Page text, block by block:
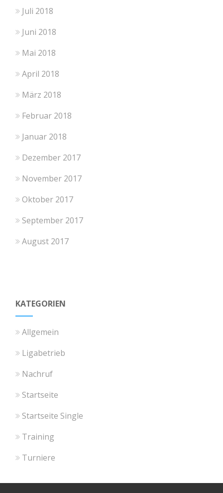
Juli 2018
Juni 2018
Mai 2018
April 2018
März 2018
Februar 2018
Januar 2018
Dezember 2017
November 2017
Oktober 2017
September 2017
August 2017
KATEGORIEN
Allgemein
Ligabetrieb
Nachruf
Startseite
Startseite Single
Training
Turniere